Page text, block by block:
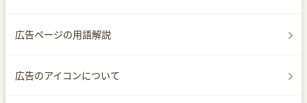
広告ページの用語解説
広告のアイコンについて